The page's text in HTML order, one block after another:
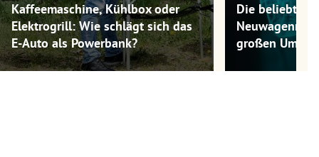
Kaffeemaschine, Kühlbox oder
Elektrogrill: Wie schlägt sich das
E-Auto als Powerbank?
Die
großen